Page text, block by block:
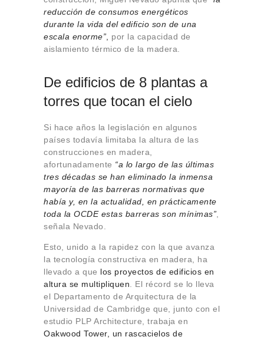
reducción de consumos energéticos
durante la vida del edificio son de una
escala enorme”
por la capacidad de
aislamiento térmico de la madera.
De edificios de 8 plantas a
torres que tocan el cielo
Si hace años la legislación en algunos
países todavía limitaba la altura de las
construcciones en madera,
afortunadamente “a lo largo de las últimas
tres décadas se han eliminado la inmensa
mayoría de las barreras normativas que
había y, en la actualidad, en prácticamente
toda la OCDE estas barreras son mínimas”
señala Nevado.
Esto, unido a la rapidez con la que avanza
la tecnología constructiva en madera, ha
llevado a que los proyectos de edificios en
altura se multipliquen . El récord se lo lleva
el Departamento de Arquitectura de la
Universidad de Cambridge que, junto con el
estudio PLP Architecture, trabaja en
Oakwood Tower, un rascacielos de